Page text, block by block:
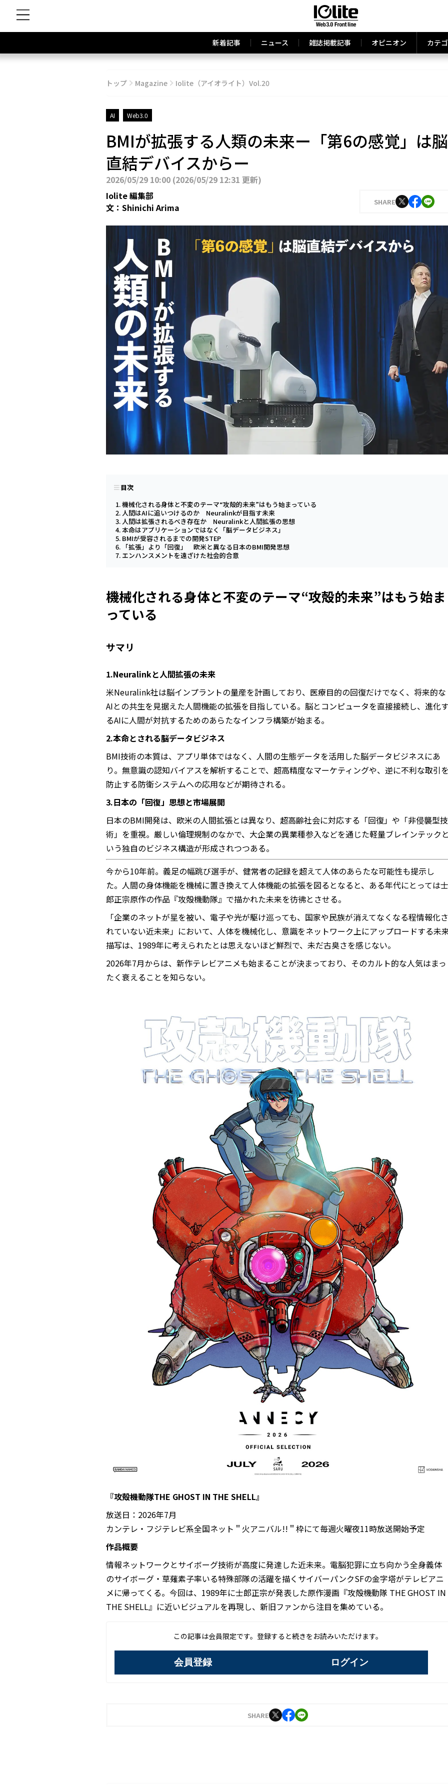
新着記事 ニュース 雑誌掲載記事 オピニオン カテ
トップ Magazine Iolite（アイオライト）Vol.20
AI Web3.0
BMIが拡張する人類の未来ー「第6の感覚」は脳
直結デバイスからー
2026/05/29 10:00(2026/05/29 12:31 更新)
Iolite 編集部
文： Shinichi Arima SHARE
目次
機械化される身体と不変のテーマ“攻殻的未来”はもう始まっている
人間はAIに追いつけるのか Neuralinkが目指す未来
人間は拡張されるべき存在か Neuralinkと人間拡張の思想
本命はアプリケーションではなく「脳データビジネス」
BMIが受容されるまでの開発STEP
「拡張」より「回復」 欧米と異なる日本のBMI開発思想
エンハンスメントを遠ざけた社会的合意
機械化される身体と不変のテーマ“攻殻的未来”はもう始ま
っている
サマリ
1.Neuralinkと人間拡張の未来
米Neuralink社は脳インプラントの量産を計画しており、医療目的の回復だけでなく、将来的な
AIとの共生を見据えた人間機能の拡張を目指している。脳とコンピュータを直接接続し、進化
るAIに人間が対抗するためのあらたなインフラ構築が始まる。
2.本命とされる脳データビジネス
BMI技術の本質は、アプリ単体ではなく、人間の生態データを活用した脳データビジネスにあ
り。無意識の認知バイアスを解析することで、超高精度なマーケティングや、逆に不利な取引
防止する防衛システムへの応用などが期待される。
3.日本の「回復」思想と市場展開
日本のBMI開発は、欧米の人間拡張とは異なり、超高齢社会に対応する「回復」や「非侵襲型技
術」を重視。厳しい倫理規制のなかで、大企業の異業種参入などを通じた軽量ブレインテック
いう独自のビジネス構造が形成されつつある。
今から10年前。義足の幅跳び選手が、健常者の記録を超えて人体のあらたな可能性も提示し
た。人間の身体機能を機械に置き換えて人体機能の拡張を図るとなると、ある年代にとっては士
郎正宗原作の作品『攻殻機動隊』で描かれた未来を彷彿とさせる。
「企業のネットが星を被い、電子や光が駆け巡っても、国家や民族が消えてなくなる程情報化さ
れていない近未来」において、人体を機械化し、意識をネットワーク上にアップロードする未
描写は、1989年に考えられたとは思えないほど鮮烈で、未だ古臭さを感じない。
2026年7月からは、新作テレビアニメも始まることが決まっており、そのカルト的な人気はまっ
たく衰えることを知らない。
『攻殻機動隊THE GHOST IN THE SHELL』
放送日：2026年7月
カンテレ・フジテレビ系全国ネット＂火アニバル!!＂枠にて毎週火曜夜11時放送開始予定
作品概要
情報ネットワークとサイボーグ技術が高度に発達した近未来。電脳犯罪に立ち向かう全身義体
のサイボーグ・草薙素子率いる特殊部隊の活躍を描くサイバーパンクSFの金字塔がテレビアニ
メに帰ってくる。今回は、1989年に士郎正宗が発表した原作漫画『攻殻機動隊 THE GHOST IN
THE SHELL』に近いビジュアルを再現し、新旧ファンから注目を集めている。
この記事は会員限定です。登録すると続きをお読みいただけます。
会員登録 ログイン
SHARE